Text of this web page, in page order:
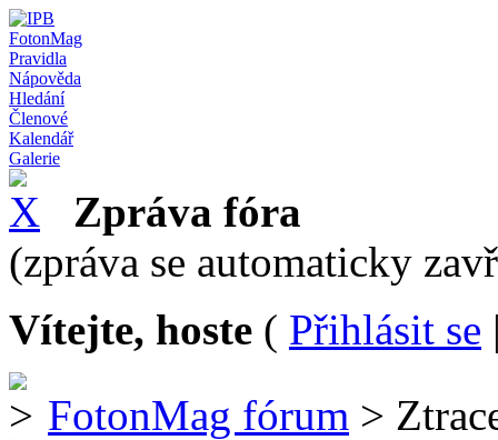
FotonMag
Pravidla
Nápověda
Hledání
Členové
Kalendář
Galerie
Zpráva fóra
(zpráva se automaticky
Vítejte, hoste ( Přihlásit se
FotonMag fórum >